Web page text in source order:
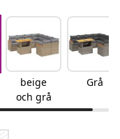
beige
och grå
Grå